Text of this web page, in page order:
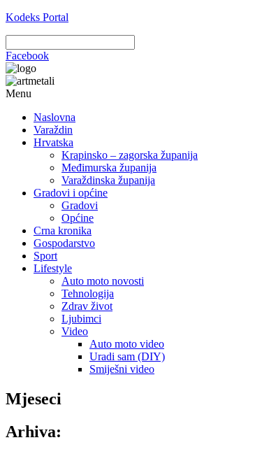
Kodeks Portal
Facebook
Menu
Naslovna
Varaždin
Hrvatska
Krapinsko – zagorska županija
Međimurska županija
Varaždinska županija
Gradovi i općine
Gradovi
Općine
Crna kronika
Gospodarstvo
Sport
Lifestyle
Auto moto novosti
Tehnologija
Zdrav život
Ljubimci
Video
Auto moto video
Uradi sam (DIY)
Smiješni video
Mjeseci
Arhiva: